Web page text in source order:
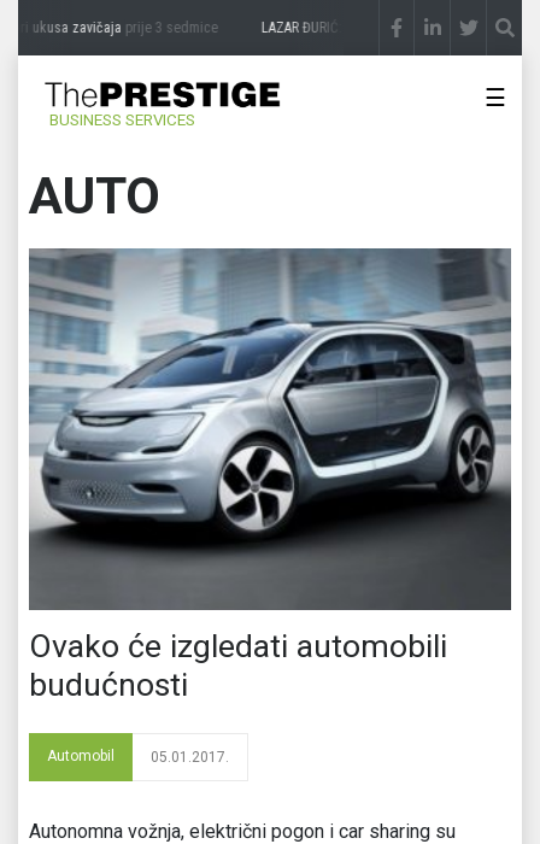
zavičajaprije 3 sedmice LAZAR ĐURIĆ: Promocija potencijal pretvara u
BUSINESS SERVICES
☰
AUTO
Ovako će izgledati automobili
budućnosti
Automobil 05.01.2017.
Autonomna vožnja, električni pogon i car sharing su